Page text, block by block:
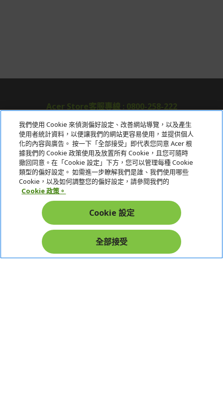
Acer Store客服專線 : 0800-258-222
關於宏碁
服務
宏碁網路商城
在社群上追蹤 Acer
我們使用 Cookie 來偵測偏好設定、改善網站導覽，以及產生
使用者統計資料，以便讓我們的網站更容易使用，並提供個人
化的內容與廣告。 按一下「全部接受」即代表您同意 Acer 根
據我們的 Cookie 政策使用及放置所有 Cookie，且您可隨時
撤回同意。在「Cookie 設定」下方，您可以管理每種 Cookie
類型的偏好設定。 如需進一步瞭解我們是誰、我們使用哪些
Cookie，以及如何調整您的偏好設定，請參閱我們的
Cookie 政策。
Cookie 設定
全部接受